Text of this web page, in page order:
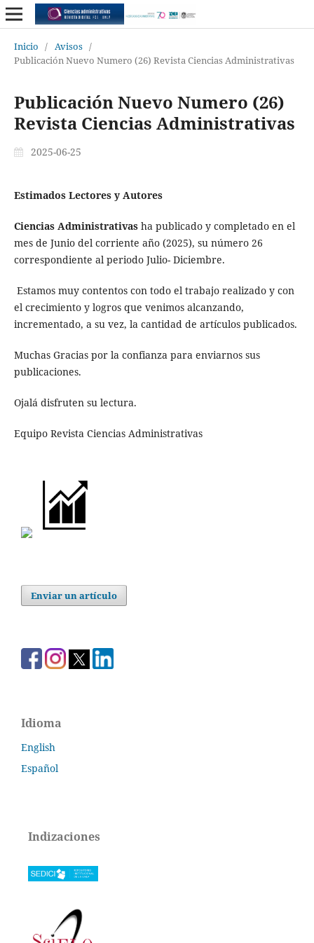
Inicio / Avisos /
Publicación Nuevo Numero (26) Revista Ciencias Administrativas
Publicación Nuevo Numero (26)
Revista Ciencias Administrativas
2025-06-25
Estimados Lectores y Autores
Ciencias Administrativasha publicado y completado en el
mes de Junio del corriente año (2025), su número 26
correspondiente al periodo Julio- Diciembre.
Estamos muy contentos con todo el trabajo realizado y con
el crecimiento y logros que venimos alcanzando,
incrementado, a su vez, la cantidad de artículos publicados.
Muchas Gracias por la confianza para enviarnos sus
publicaciones.
Ojalá disfruten su lectura.
Equipo Revista Ciencias Administrativas
Enviar un artículo
Idioma
English
Español
Indizaciones